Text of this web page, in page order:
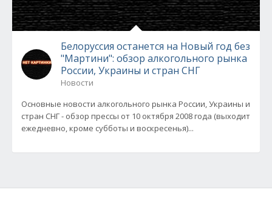
Белоруссия останется на Новый год без
"Мартини": обзор алкогольного рынка
России, Украины и стран СНГ
Новости
Основные новости алкогольного рынка России, Украины и
стран СНГ - обзор прессы от 10 октября 2008 года (выходит
ежедневно, кроме субботы и воскресенья)...